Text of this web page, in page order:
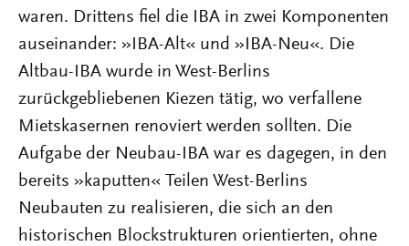
waren. Drittens fiel die IBA in zwei Komponenten
auseinander: »IBA-Alt« und »IBA-Neu«. Die
Altbau-IBA wurde in West-Berlins
zurückgebliebenen Kiezen tätig, wo verfallene
Mietskasernen renoviert werden sollten. Die
Aufgabe der Neubau-IBA war es dagegen, in den
bereits »kaputten« Teilen West-Berlins
Neubauten zu realisieren, die sich an den
historischen Blockstrukturen orientierten, ohne